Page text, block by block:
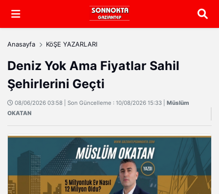
Arama
Anasayfa KöŞE YAZARLARI
Deniz Yok Ama Fiyatlar Sahil
Şehirlerini Geçti
08/06/2026 03:58 | Son Güncelleme : 10/08/2026 15:33 | Müslüm
OKATAN